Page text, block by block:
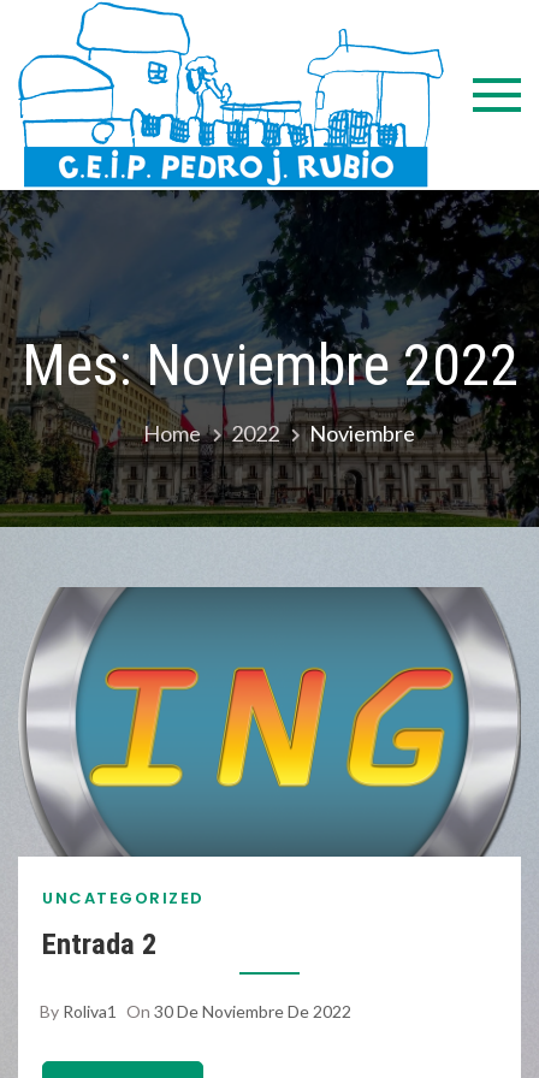
content
PJR
Mes:Noviembre 2022
Home 2022 Noviembre
UNCATEGORIZED
Entrada 2
By Roliva1 On 30 De Noviembre De 2022